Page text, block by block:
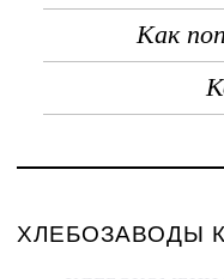
Как
ХЛЕБОЗАВОДЫ